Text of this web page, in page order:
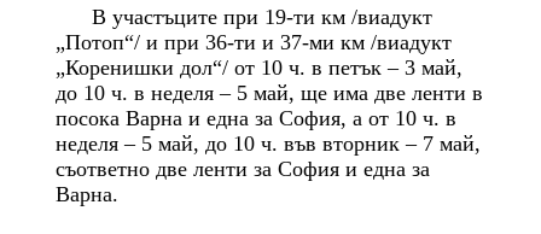
В участъците при 19-ти км /виадукт
„Потоп“/ и при 36-ти и 37-ми км /виадукт
„Коренишки дол“/ от 10 ч. в петък – 3 май,
до 10 ч. в неделя – 5 май, ще има две ленти в
посока Варна и една за София, а от 10 ч. в
неделя – 5 май, до 10 ч. във вторник – 7 май,
съответно две ленти за София и една за
Варна.